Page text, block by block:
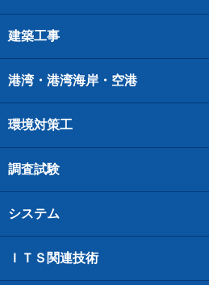
建築工事
港湾・港湾海岸・空港
環境対策工
調査試験
システム
ＩＴＳ関連技術